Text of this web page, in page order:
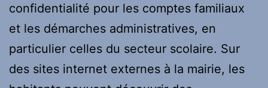
confidentialité pour les comptes familiaux
et les démarches administratives, en
particulier celles du secteur scolaire. Sur
des sites internet externes à la mairie, les